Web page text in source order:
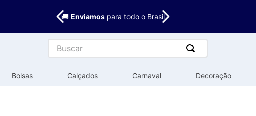
🚚 Enviamospara todo o Brasil
Buscar
Bolsas Calçados Carnaval Decoração